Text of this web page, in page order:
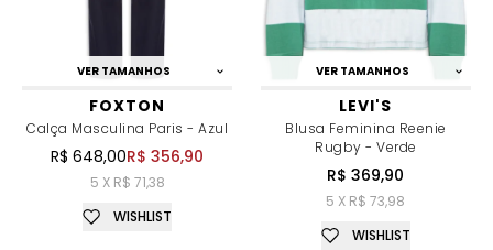
VER TAMANHOS
FOXTON
Calça Masculina Paris - Azul
R$ 648,00R$ 356,90
5 X R$ 71,38
WISHLIST
VER TAMANHOS
LEVI'S
Blusa Feminina Reenie
Rugby - Verde
R$ 369,90
5 X R$ 73,98
WISHLIST